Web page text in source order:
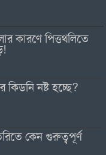
কারণে পিত্তথলিতে
নষ্ট হচ্ছে?
কেন গুরুত্বপূর্ণ